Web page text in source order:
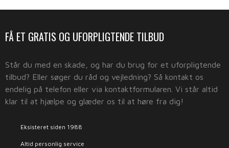
​FÅ ET GRATIS OG UFORPLIGTENDE TILBUD
​Står du med en skade, og har du brug for et uforpligtende
tilbud? Eller søger du råd og vejledning? Så kontakt os
endelig på telefon eller via kontaktformularen. Vi står altid
klar til at hjælpe og glæder os til at høre fra dig!
Eksisteret siden 1988
Altid personlig service